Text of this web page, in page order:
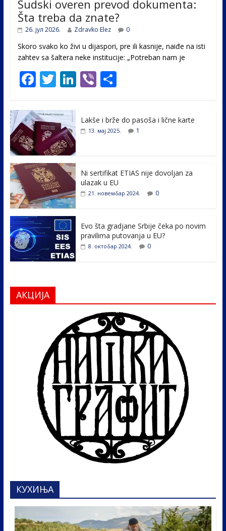
Sudski overen prevod dokumenta:
Šta treba da znate?
26. јул 2026. Zdravko Elez 0
Skoro svako ko živi u dijaspori, pre ili kasnije, naiđe na isti
zahtev sa šaltera neke institucije: „Potreban nam je
F
e
b
o
o
k
T
itt
er
Li
e
Vi
er
S
ar
e
Lakše i brže do pasoša i lične karte
13. мај 2025. 1
Ni sertifikat ETIAS nije dovoljan za
ulazak u EU
21. новембар 2024. 0
Evo šta gradjane Srbije čeka po novim
pravilima putovanja u EU?
8. октобар 2024. 0
АКЦИЈА
КУХИЊА